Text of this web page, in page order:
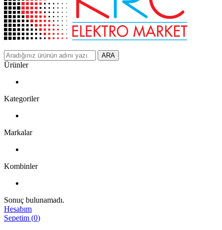
ARA
Ürünler
Kategoriler
Markalar
Kombinler
Sonuç bulunamadı.
Hesabım
Sepetim (0)